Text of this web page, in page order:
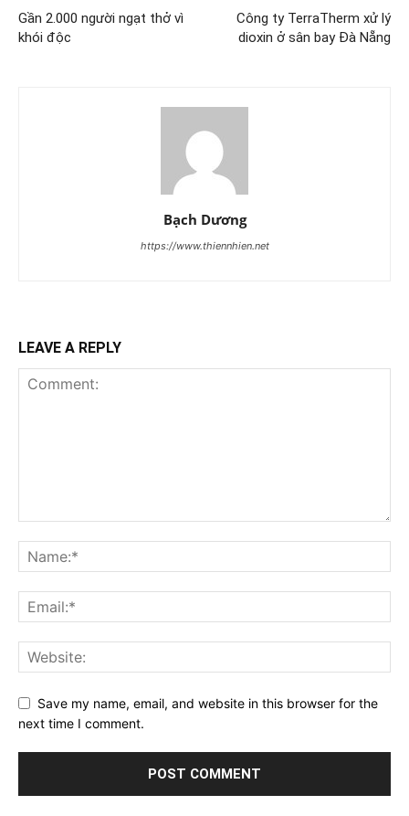
Gần 2.000 người ngạt thở vì
khói độc
Công ty TerraTherm xử lý
dioxin ở sân bay Đà Nẵng
Bạch Dương
https://www.thiennhien.net
LEAVE A REPLY
Save my name, email, and website in this browser for the
next time I comment.